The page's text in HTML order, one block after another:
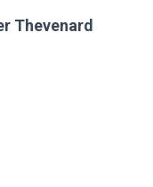
Thevenard